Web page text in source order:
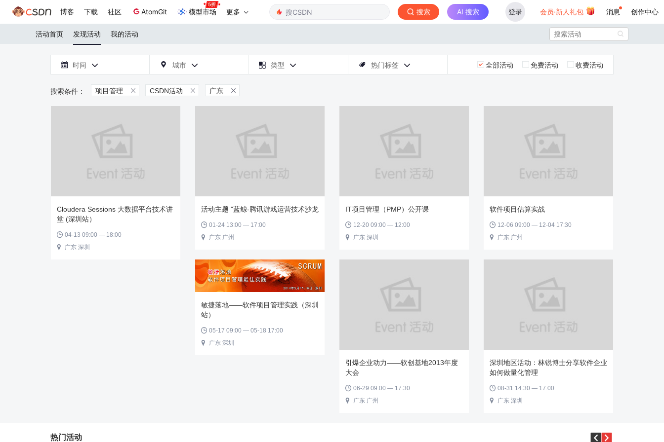
博客 下载 社区 AtomGit 模型市场 更多 搜索 AI 搜索 登录 会员·新人礼包 消息 创作中心
活动首页 发现活动 我的活动 
 时间   城市   类型   热门标签  全部活动 免费活动 收费活动
项目管理  CSDN活动  广东 
Cloudera Sessions 大数据平台技术讲
堂 (深圳站）
 04-13 09:00 — 18:00
 广东 深圳
活动主题 "蓝鲸-腾讯游戏运营技术沙龙
 01-24 13:00 — 17:00
 广东 广州
IT项目管理（PMP）公开课
 12-20 09:00 — 12:00
 广东 深圳
软件项目估算实战
 12-06 09:00 — 12-04 17:30
 广东 广州
敏捷落地——软件项目管理实践（深圳
站）
 05-17 09:00 — 05-18 17:00
 广东 深圳
引爆企业动力——软创基地2013年度
大会
 06-29 09:00 — 17:30
 广东 广州
深圳地区活动：林锐博士分享软件企业
如何做量化管理
 08-31 14:30 — 17:00
 广东 深圳
热门活动 